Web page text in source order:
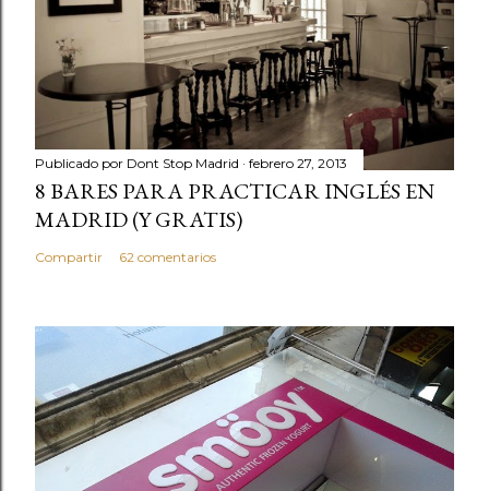
m
e
n
t
a
r
i
Publicado por Dont Stop Madrid febrero 27, 2013
8 BARES PARA PRACTICAR INGLÉS EN
MADRID (Y GRATIS)
Compartir 62 comentarios